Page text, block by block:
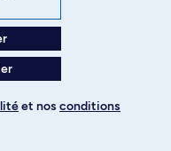
et nos conditions